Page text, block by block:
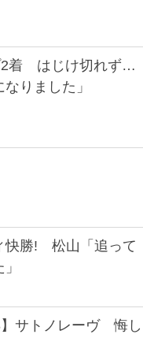
2着 はじけ切れず…
りました」
快勝! 松山「追って
】サトノレーヴ 悔し